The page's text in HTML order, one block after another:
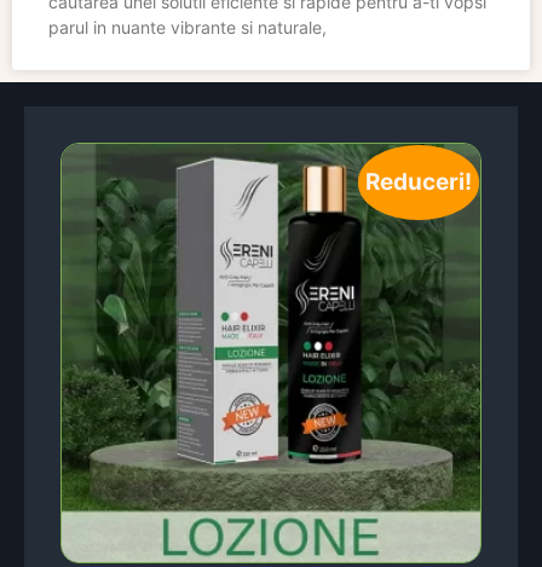
parul in nuante vibrante si naturale,
Reduceri!